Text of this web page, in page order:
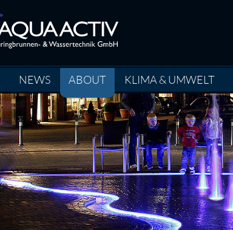
NEWS ABOUT KLIMA & UMWELT